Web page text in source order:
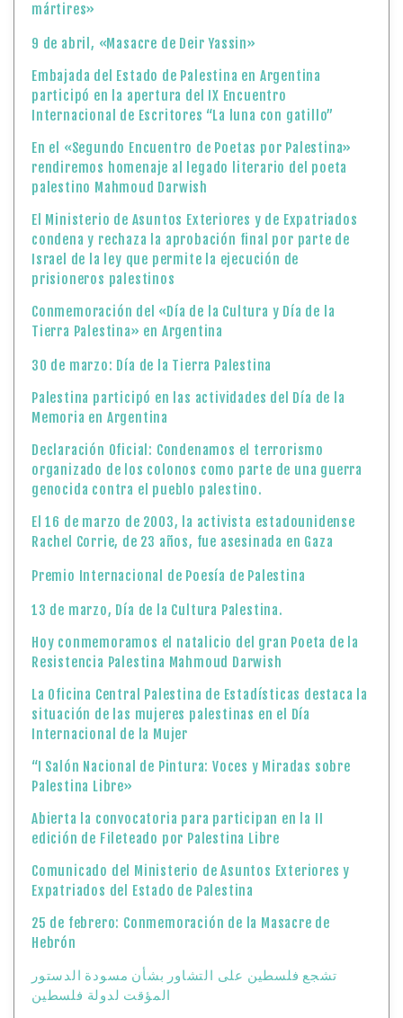
mártires»
9 de abril, «Masacre de Deir Yassin»
Embajada del Estado de Palestina en Argentina
participó en la apertura del IX Encuentro
Internacional de Escritores “La luna con gatillo”
En el «Segundo Encuentro de Poetas por Palestina»
rendiremos homenaje al legado literario del poeta
palestino Mahmoud Darwish
El Ministerio de Asuntos Exteriores y de Expatriados
condena y rechaza la aprobación final por parte de
Israel de la ley que permite la ejecución de
prisioneros palestinos
Conmemoración del «Día de la Cultura y Día de la
Tierra Palestina» en Argentina
30 de marzo: Día de la Tierra Palestina
Palestina participó en las actividades del Día de la
Memoria en Argentina
Declaración Oficial: Condenamos el terrorismo
organizado de los colonos como parte de una guerra
genocida contra el pueblo palestino.
El 16 de marzo de 2003, la activista estadounidense
Rachel Corrie, de 23 años, fue asesinada en Gaza
Premio Internacional de Poesía de Palestina
13 de marzo, Día de la Cultura Palestina.
Hoy conmemoramos el natalicio del gran Poeta de la
Resistencia Palestina Mahmoud Darwish
La Oficina Central Palestina de Estadísticas destaca la
situación de las mujeres palestinas en el Día
Internacional de la Mujer
“I Salón Nacional de Pintura: Voces y Miradas sobre
Palestina Libre»
Abierta la convocatoria para participan en la II
edición de Fileteado por Palestina Libre
Comunicado del Ministerio de Asuntos Exteriores y
Expatriados del Estado de Palestina
25 de febrero: Conmemoración de la Masacre de
Hebrón
تشجع فلسطين على التشاور بشأن مسودة الدستور
المؤقت لدولة فلسطين